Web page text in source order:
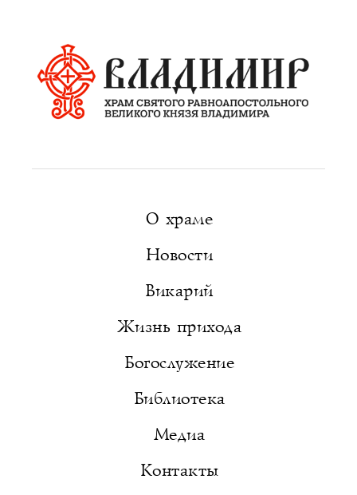
О храме
Новости
Викарий
Жизнь прихода
Богослужение
Библиотека
Медиа
Контакты